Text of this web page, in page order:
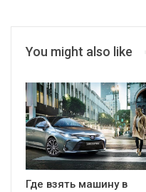
You might also like
Где взять машину в